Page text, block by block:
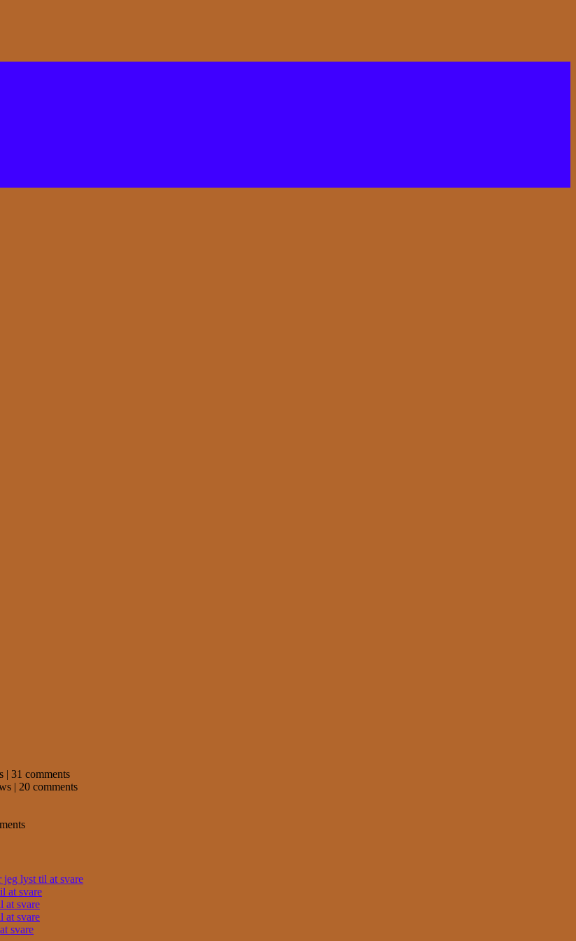
| 31 comments
| 20 comments
lyst til at svare
at svare
at svare
at svare
svare